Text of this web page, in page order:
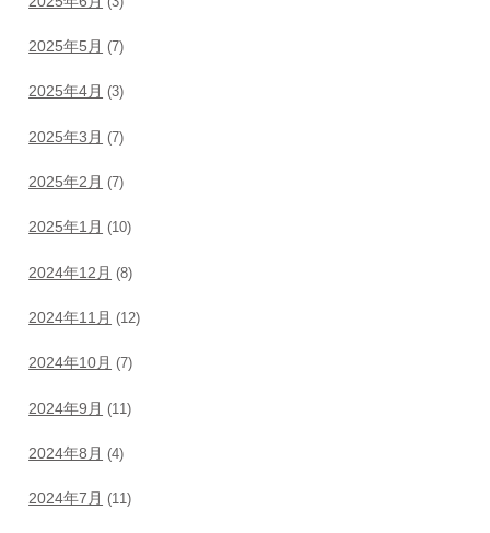
2025年5月 (7)
2025年4月 (3)
2025年3月 (7)
2025年2月 (7)
2025年1月 (10)
2024年12月 (8)
2024年11月 (12)
2024年10月 (7)
2024年9月 (11)
2024年8月 (4)
2024年7月 (11)